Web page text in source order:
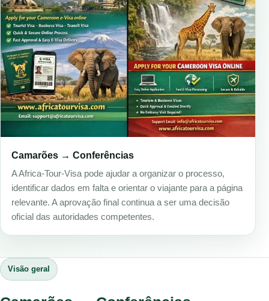
Camarões → Conferências
A Africa-Tour-Visa pode ajudar a organizar o processo,
identificar dados em falta e orientar o viajante para a página
relevante. A aprovação final continua a ser uma decisão
oficial das autoridades competentes.
Visão geral